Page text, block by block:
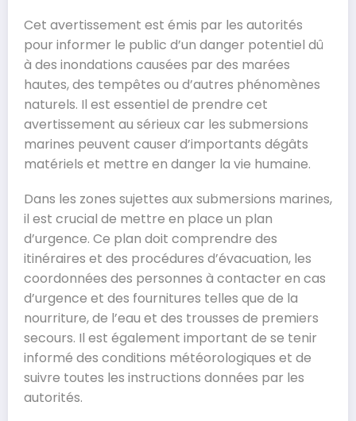
Cet avertissement est émis par les autorités
pour informer le public d’un danger potentiel dû
à des inondations causées par des marées
hautes, des tempêtes ou d’autres phénomènes
naturels. Il est essentiel de prendre cet
avertissement au sérieux car les submersions
marines peuvent causer d’importants dégâts
matériels et mettre en danger la vie humaine.
Dans les zones sujettes aux submersions marines,
il est crucial de mettre en place un plan
d’urgence. Ce plan doit comprendre des
itinéraires et des procédures d’évacuation, les
coordonnées des personnes à contacter en cas
d’urgence et des fournitures telles que de la
nourriture, de l’eau et des trousses de premiers
secours. Il est également important de se tenir
informé des conditions météorologiques et de
suivre toutes les instructions données par les
autorités.